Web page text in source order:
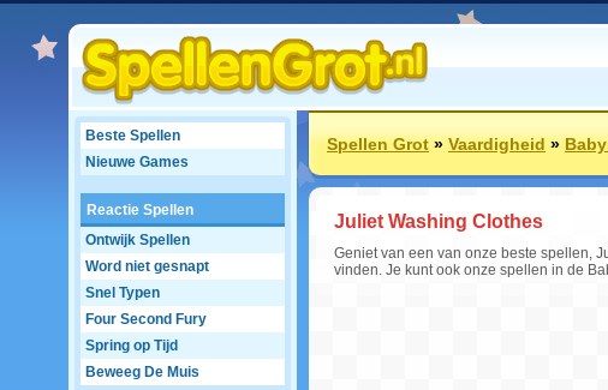
Beste Spellen
Nieuwe Games
Reactie Spellen
Ontwijk Spellen
Word niet gesnapt
Snel Typen
Four Second Fury
Spring op Tijd
Beweeg De Muis
Spellen Grot»Vaardigheid»
Juliet Washing Clothes
Geniet van een van onze beste spellen,
vinden. Je kunt ook onze spellen in de